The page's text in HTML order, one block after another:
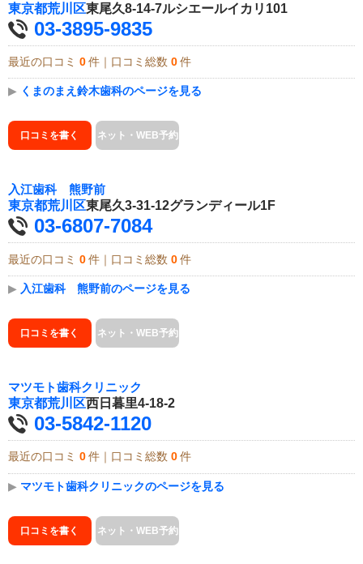
東京都荒川区東尾久8-14-7ルシエールイカリ101
03-3895-9835
最近の口コミ 0 件｜口コミ総数 0 件
▶ くまのまえ鈴木歯科のページを見る
口コミを書く ネット・WEB予約
入江歯科 熊野前
東京都荒川区東尾久3-31-12グランディール1F
03-6807-7084
最近の口コミ 0 件｜口コミ総数 0 件
▶ 入江歯科 熊野前のページを見る
口コミを書く ネット・WEB予約
マツモト歯科クリニック
東京都荒川区西日暮里4-18-2
03-5842-1120
最近の口コミ 0 件｜口コミ総数 0 件
▶ マツモト歯科クリニックのページを見る
口コミを書く ネット・WEB予約